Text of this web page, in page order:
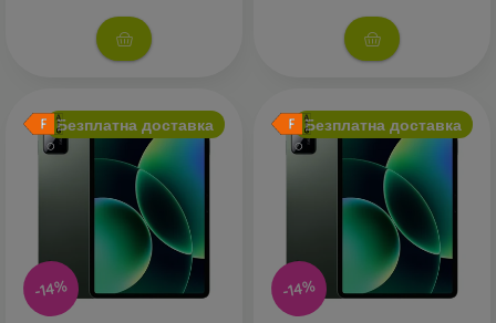
-14%
Безплатна доставка
-14%
Безплатна доставка